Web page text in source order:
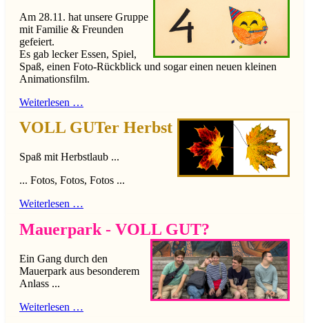
Am 28.11. hat unsere Gruppe
mit Familie & Freunden
gefeiert.
Es gab lecker Essen, Spiel,
Spaß, einen Foto-Rückblick und sogar einen neuen kleinen
Animationsfilm.
Weiterlesen …
VOLL GUTer Herbst
Spaß mit Herbstlaub ...
... Fotos, Fotos, Fotos ...
Weiterlesen …
Mauerpark - VOLL GUT?
Ein Gang durch den
Mauerpark aus besonderem
Anlass ...
Weiterlesen …